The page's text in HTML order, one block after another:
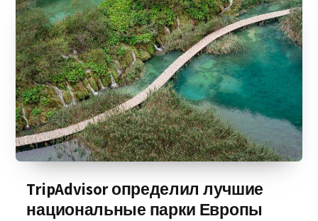
TripAdvisor определил лучшие
национальные парки Европы